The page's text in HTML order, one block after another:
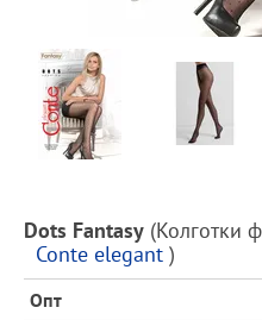
Описание
товара
и
цена
Dots Fantasy (Колготки
Conte elegant )
Опт